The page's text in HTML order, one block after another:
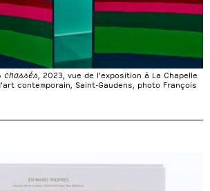
chassés , 2023, vue de l’exposition à La Chapelle
contemporain, Saint-Gaudens, photo François